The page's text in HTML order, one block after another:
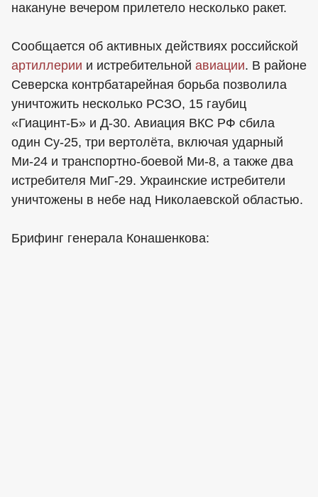
накануне вечером прилетело несколько ракет.
Сообщается об активных действиях российской
артиллерии и истребительной авиации. В районе
Северска контрбатарейная борьба позволила
уничтожить несколько РСЗО, 15 гаубиц
«Гиацинт-Б» и Д-30. Авиация ВКС РФ сбила
один Су-25, три вертолёта, включая ударный
Ми-24 и транспортно-боевой Ми-8, а также два
истребителя МиГ-29. Украинские истребители
уничтожены в небе над Николаевской областью.
Брифинг генерала Конашенкова: